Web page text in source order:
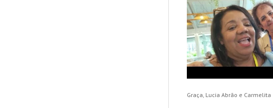
Graça, Lucia Abrão e Carmelita